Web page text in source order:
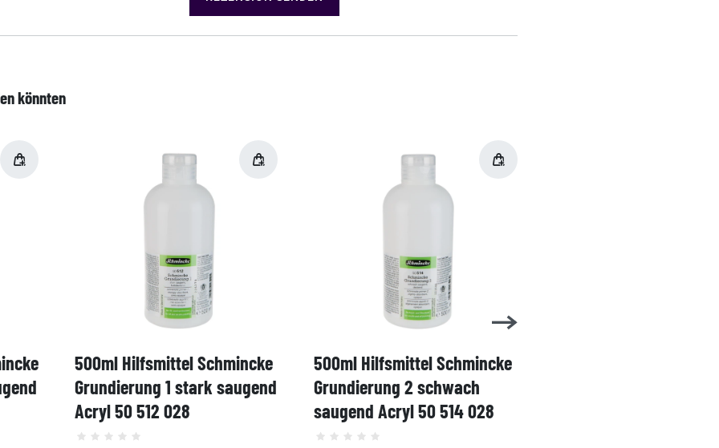
könnten
500ml Hilfsmittel Schmincke
Grundierung 1 stark saugend
Acryl 50 512 028
500ml Hilfsmittel Schmincke
Grundierung 2 schwach
saugend Acryl 50 514 028